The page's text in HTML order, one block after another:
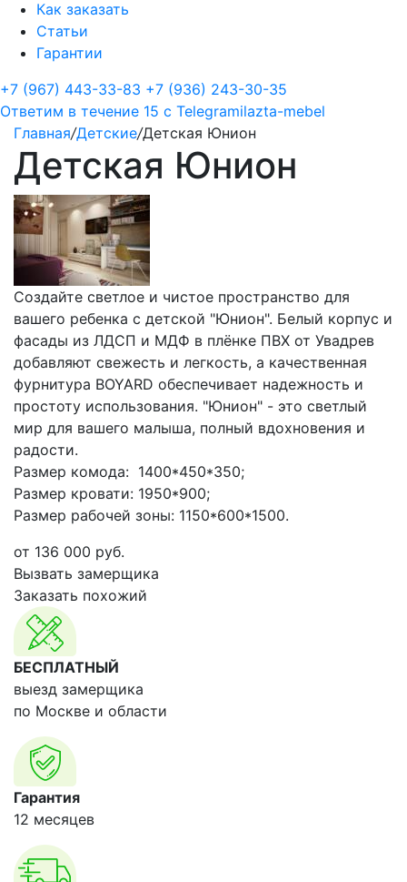
Как заказать
Статьи
Гарантии
+7 (967) 443-33-83 +7 (936) 243-30-35
Ответим в течение 15 с Telegramilazta-mebel
Главная/Детские/Детская Юнион
Детская Юнион
Создайте светлое и чистое пространство для
вашего ребенка с детской "Юнион". Белый корпус и
фасады из ЛДСП и МДФ в плёнке ПВХ от Увадрев
добавляют свежесть и легкость, а качественная
фурнитура BOYARD обеспечивает надежность и
простоту использования. "Юнион" - это светлый
мир для вашего малыша, полный вдохновения и
радости.
Размер комода: 1400*450*350;
Размер кровати: 1950*900;
Размер рабочей зоны: 1150*600*1500.
от 136 000 руб.
Вызвать замерщика
Заказать похожий
БЕСПЛАТНЫЙ
выезд замерщика
по Москве и области
Гарантия
12 месяцев